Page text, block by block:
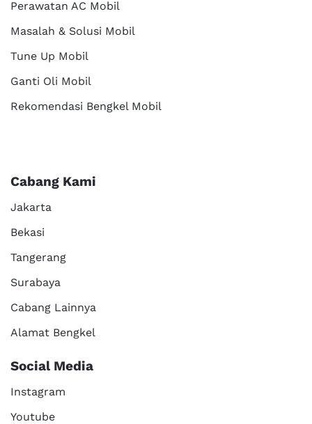
Perawatan AC Mobil
Masalah & Solusi Mobil
Tune Up Mobil
Ganti Oli Mobil
Rekomendasi Bengkel Mobil
Cabang Kami
Jakarta
Bekasi
Tangerang
Surabaya
Cabang Lainnya
Alamat Bengkel
Social Media
Instagram
Youtube